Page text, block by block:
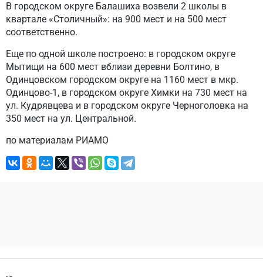
В городском округе Балашиха возвели 2 школы в
квартале «Столичный»: на 900 мест и на 500 мест
соответственно.
Еще по одной школе построено: в городском округе
Мытищи на 600 мест вблизи деревни Болтино, в
Одинцовском городском округе на 1160 мест в мкр.
Одинцово-1, в городском округе Химки на 730 мест на
ул. Кудрявцева и в городском округе Черноголовка на
350 мест на ул. Центральной.
по материалам РИАМО